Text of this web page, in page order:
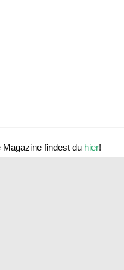
Magazine findest du hier!